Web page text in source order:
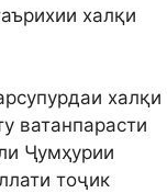
халқи
халқи
ватанпарасти
Ҷумҳурии
тоҷик